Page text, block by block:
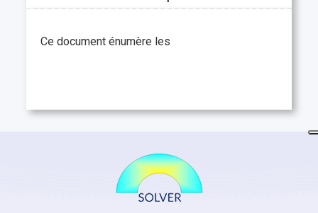
Ce document énumère les